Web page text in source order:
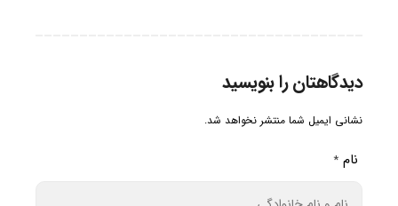
دیدگاهتان را بنویسید
نشانی ایمیل شما منتشر نخواهد شد.
نام *